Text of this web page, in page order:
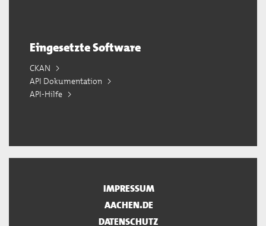
Eingesetzte Software
CKAN
API Dokumentation
API-Hilfe
IMPRESSUM
AACHEN.DE
DATENSCHUTZ